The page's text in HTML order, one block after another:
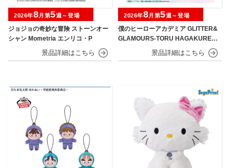
ジョジョの奇妙な冒険 ストーンオー
シャン Mometria エンリコ・P
2026年8月第5週～登場
僕のヒーローアカデミア GLITTER&
GLAMOURS-TORU HAGAKURE＆
MINA ASHIDO-
2026年8月第5週～登場